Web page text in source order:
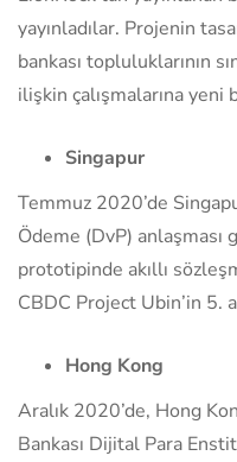
yayınladılar. Projenin
bankası topluluklarının
ilişkin çalışmalarına
Singapur
Temmuz 2020’de
Ödeme (DvP) anlaşması
prototipinde akıllı
CBDC Project Ubin’in 5.
Hong Kong
Aralık 2020’de, Hong
Bankası Dijital Para